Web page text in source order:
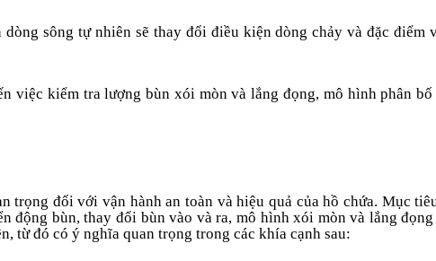
sông tự nhiên sẽ thay đổi điều kiện dòng chảy và đặc điểm
việc kiểm tra lượng bùn xói mòn và lắng đọng, mô hình phân
trọng đối với vận hành an toàn và hiệu quả của hồ chứa. Mục
động bùn, thay đổi bùn vào và ra, mô hình xói mòn và lắng
từ đó có ý nghĩa quan trọng trong các khía cạnh sau: